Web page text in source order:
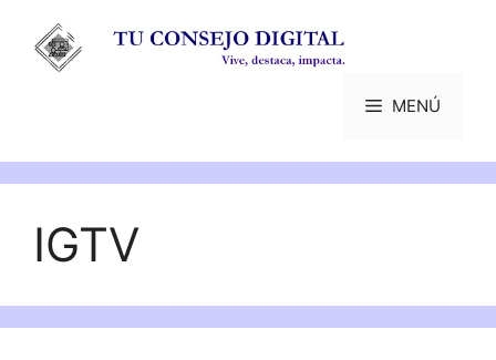
contenido
MENÚ
IGTV